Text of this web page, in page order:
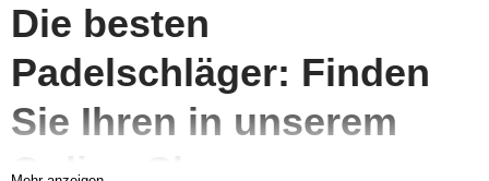
Die besten
Padelschläger: Finden
Sie Ihren in unserem
Online-Shop